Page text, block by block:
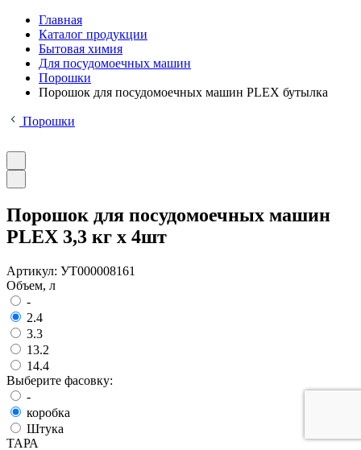
Главная
Каталог продукции
Бытовая химия
Для посудомоечных машин
Порошки
Порошок для посудомоечных машин PLEX бутылка
Порошки
Порошок для посудомоечных машин
PLEX 3,3 кг x 4шт
Артикул: УТ000008161
Объем, л
-
2.4
3.3
13.2
14.4
Выберите фасовку:
-
коробка
Штука
ТАРА